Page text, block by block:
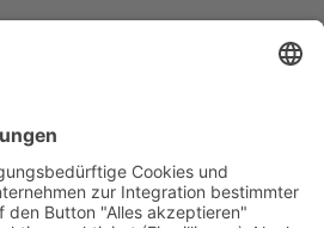
Twitter
WhatsApp Telegram